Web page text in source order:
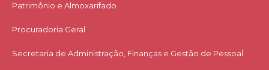
Patrimônio e Almoxarifado
Procuradoria Geral
Secretaria de Administração, Finanças e Gestão de Pessoal